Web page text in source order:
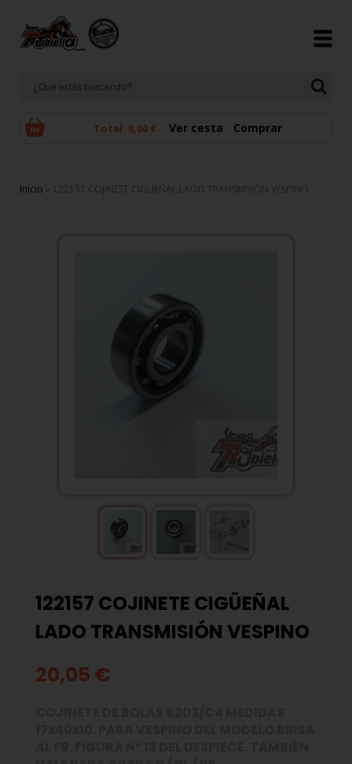
Total: 0,00 € Ver cesta Comprar
Se encuentra usted aquí
Inicio » 122157 COJINETE CIGÜEÑAL LADO TRANSMISIÓN VESPINO
122157 COJINETE CIGÜEÑAL
LADO TRANSMISIÓN VESPINO
20,05 €